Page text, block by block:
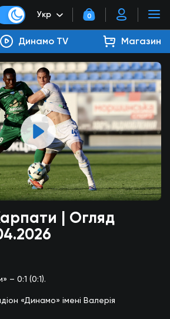
Укр 0
Динамо TV Магазин
| Огляд
– 0:1 (0:1).
«Динамо» імені Валерія